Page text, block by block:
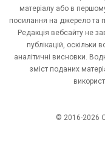
матеріалу або в
посилання на джерело та
Редакція вебсайту не
публікацій, оскільки
аналітичні висновки.
зміст поданих
© 2016-2026